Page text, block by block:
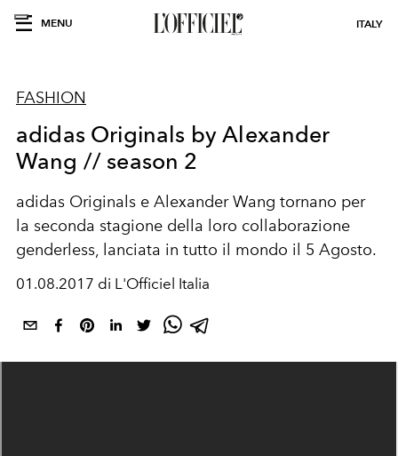
MENU ITALY
FASHION
adidas Originals by Alexander
Wang // season 2
adidas Originals e Alexander Wang tornano per
la seconda stagione della loro collaborazione
genderless, lanciata in tutto il mondo il 5 Agosto.
01.08.2017 di L'Officiel Italia